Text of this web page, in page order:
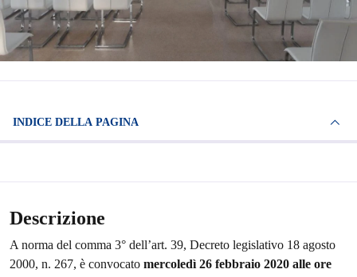
INDICE DELLA PAGINA
Descrizione
A norma del comma 3° dell’art. 39, Decreto legislativo 18 agosto
2000, n. 267, è convocato mercoledì 26 febbraio 2020 alle ore